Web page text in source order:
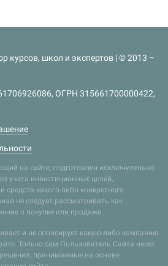
курсов, школ и экспертов | © 2013 –
ОГРН 315661700000422,
на сайте, подготовлен исключительно
учета инвестиционных целей,
какого-либо конкретного
не следует рассматривать как
о покупке или продаже.
и не спонсирует какую-либо компанию
Только сам Пользователь Сайта несет
принимаемые на основе